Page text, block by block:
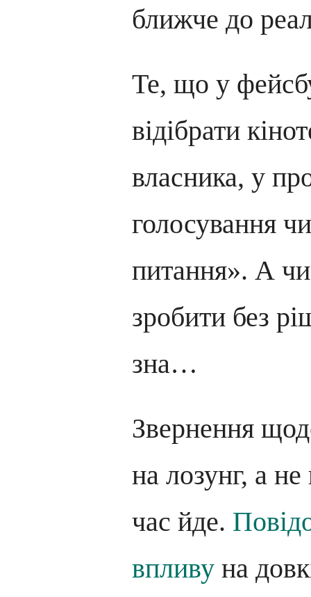
ближче до
Те, що у
відібрати
власника, у
голосування
питання». А
зробити без
зна…
Звернення
на лозунг, а
час йде.
впливу на